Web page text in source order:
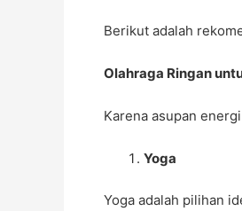
Berikut adalah
Olahraga Ringan
Karena asupan
Yoga
Yoga adalah pilihan